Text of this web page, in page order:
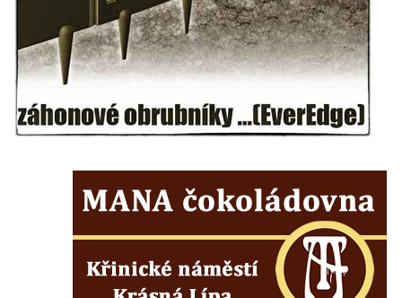
svatého Stanislava v Měrunicích
Sloup Panny Marie v klášteře v Oseku
Sloup s reliéfem Panny Marie v Oseku
Sloup se sochou Piety ve Chlumci
Sloup svatého Prokopa na 2. náměstí v
Mostě
Bohušovicích nad Ohří
polní cesty jihovýchodně od Skalice u
České Lípy
Sloup svatého Václava na Václavském